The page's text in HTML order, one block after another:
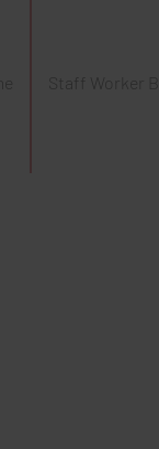
Staff Worker